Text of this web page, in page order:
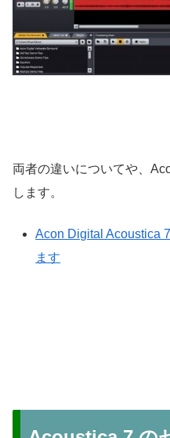
両者の違いについてや、
します。
Acon Digital Acoustica
ます